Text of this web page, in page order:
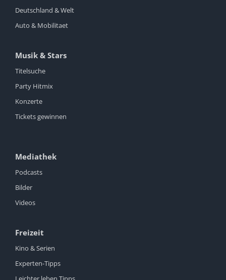
Deutschland & Welt
Auto & Mobilitaet
Musik & Stars
Titelsuche
Party Hitmix
Konzerte
Tickets gewinnen
Mediathek
Podcasts
Bilder
Videos
Freizeit
Kino & Serien
Experten-Tipps